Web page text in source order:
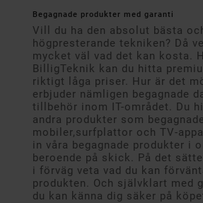
Begagnade produkter med garanti
Vill du ha den absolut bästa
högpresterande tekniken? Då
mycket väl vad det kan kosta.
BilligTeknik kan du hitta
riktigt låga priser. Hur är det
erbjuder nämligen begagnade
tillbehör inom IT-området. Du
andra produkter som begagnade
mobiler,surfplattor och TV-
in våra begagnade produkter i
beroende på skick. På det
i förväg veta vad du kan
produkten. Och självklart med
du kan känna dig säker på